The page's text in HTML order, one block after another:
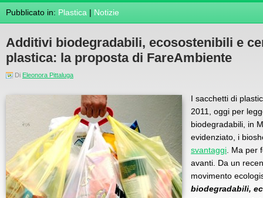
Pubblicato in: Plastica | Notizie
Additivi biodegradabili, ecosostenibili e
plastica: la proposta di FareAmbiente
Di Eleonora Pittaluga
I sacchetti di
2011, oggi per
biodegradabili, in
evidenziato, i
svantaggi . Ma
avanti. Da un
movimento
biodegradabili,